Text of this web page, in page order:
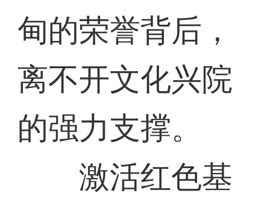
甸的荣誉背后，
离不开文化兴院
的强力支撑。
激活红色基